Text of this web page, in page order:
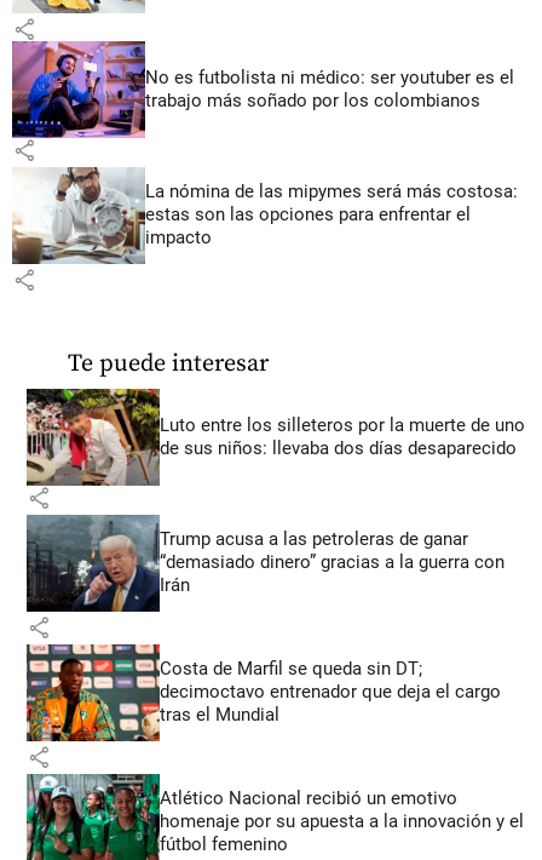
share
No es futbolista ni médico: ser youtuber es el
trabajo más soñado por los colombianos
share
La nómina de las mipymes será más costosa:
estas son las opciones para enfrentar el
impacto
share
Te puede interesar
Luto entre los silleteros por la muerte de uno
de sus niños: llevaba dos días desaparecido
share
Trump acusa a las petroleras de ganar
“demasiado dinero” gracias a la guerra con
Irán
share
Costa de Marfil se queda sin DT;
decimoctavo entrenador que deja el cargo
tras el Mundial
share
Atlético Nacional recibió un emotivo
homenaje por su apuesta a la innovación y el
fútbol femenino